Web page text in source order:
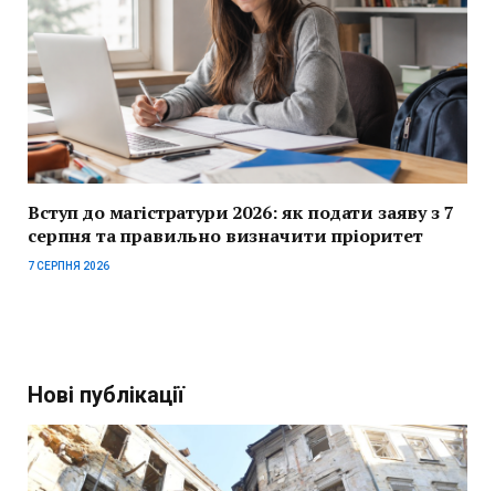
Вступ до магістратури 2026: як подати заяву з 7
серпня та правильно визначити пріоритет
7 СЕРПНЯ 2026
Нові публікації